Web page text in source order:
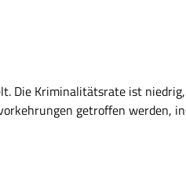
Die Kriminalitätsrate ist
getroffen werden,